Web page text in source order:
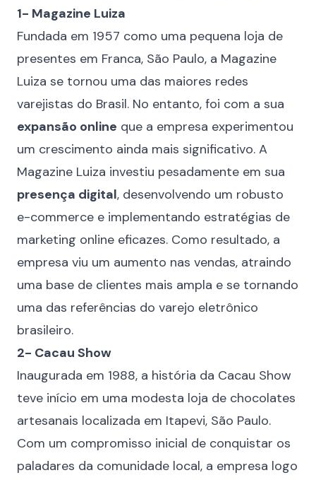
1- Magazine Luiza
Fundada em 1957 como uma pequena loja de
presentes em Franca, São Paulo, a Magazine
Luiza se tornou uma das maiores redes
varejistas do Brasil. No entanto, foi com a sua
expansão online que a empresa experimentou
um crescimento ainda mais significativo. A
Magazine Luiza investiu pesadamente em sua
presença digital, desenvolvendo um robusto
e-commerce e implementando estratégias de
marketing online eficazes. Como resultado, a
empresa viu um aumento nas vendas, atraindo
uma base de clientes mais ampla e se tornando
uma das referências do varejo eletrônico
brasileiro.
2- Cacau Show
Inaugurada em 1988, a história da Cacau Show
teve início em uma modesta loja de chocolates
artesanais localizada em Itapevi, São Paulo.
Com um compromisso inicial de conquistar os
paladares da comunidade local, a empresa logo